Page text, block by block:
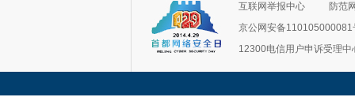
互联网举报中心
防范
京公网安备110105000081
12300电信用户申诉受理中